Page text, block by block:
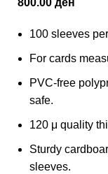
800.00 ден
100 sleeves
For cards
PVC-free
safe.
120 μ quality
Sturdy
sleeves.